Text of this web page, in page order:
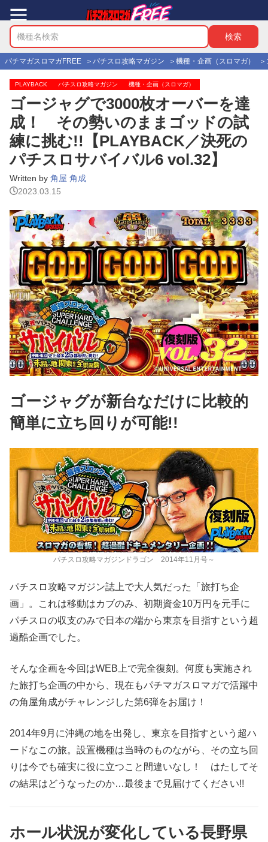
パチマガスロマガFREE パチスロ攻略マガジン 機種・企画（スロマガ）
PLAYBACK パチスロ攻略マガジン 機種・企画（スロマガ）
ゴージャグで3000枚オーバーを達
成！ その勢いのままゴッドの試
練に挑む!!【PLAYBACK／決死の
パチスロサバイバル6 vol.32】
Written by 角屋 角成
2023.03.15
ゴージャグが新台なだけに比較的
簡単に立ち回りが可能!!
パチスロ攻略マガジンドラゴン 2014年11月号～
パチスロ攻略マガジン誌上で大人気だった「旅打ち企
画」。これは移動はカブのみ、初期資金10万円を元手に
パチスロの収支のみで日本の端から東京を目指すという超
過酷企画でした。
そんな企画を今回はWEB上で完全復刻。何度も実施され
た旅打ち企画の中から、現在もパチマガスロマガで活躍中
の角屋角成がチャレンジした第6弾をお届け！
2014年9月に沖縄の地を出発し、東京を目指すという超ハ
ードなこの旅。設置機種は当時のものながら、その立ち回
りは今でも確実に役に立つこと間違いなし！ はたしてそ
の結果はどうなったのか…最後まで見届けてください!!
ホール状況が変化している長野県